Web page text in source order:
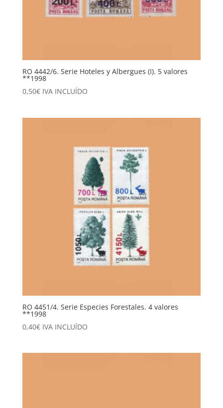
RO 4442/6. Serie Hoteles y Albergues (I). 5 valores
**1998
0,50€ IVA INCLUÍDO
RO 4451/4. Serie Especies Forestales. 4 valores
**1998
0,40€ IVA INCLUÍDO